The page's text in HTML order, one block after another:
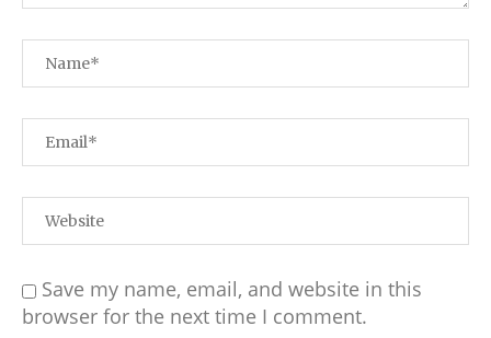
Save my name, email, and website in this
browser for the next time I comment.